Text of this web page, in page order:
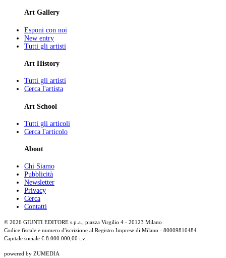
Art Gallery
Esponi con noi
New entry
Tutti gli artisti
Art History
Tutti gli artisti
Cerca l'artista
Art School
Tutti gli articoli
Cerca l'articolo
About
Chi Siamo
Pubblicità
Newsletter
Privacy
Cerca
Contatti
© 2026 GIUNTI EDITORE s.p.a., piazza Virgilio 4 - 20123 Milano
Codice fiscale e numero d'iscrizione al Registro Imprese di Milano - 80009810484
Capitale sociale € 8.000.000,00 i.v.
powered by ZUMEDIA